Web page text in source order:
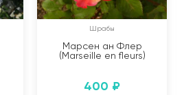
Шрабы
Марсен ан Флер
(Marseille en fleurs)
400 ₽